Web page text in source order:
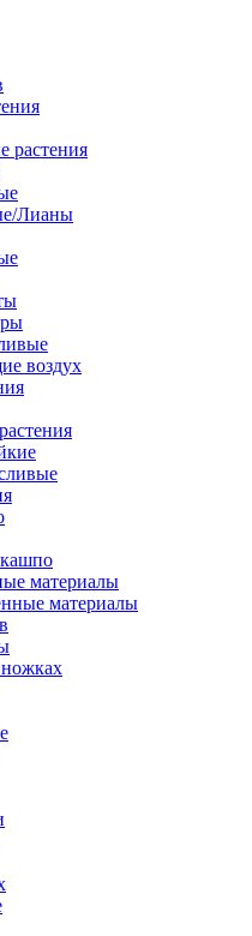
растения
Лианы
воздух
материалы
материалы